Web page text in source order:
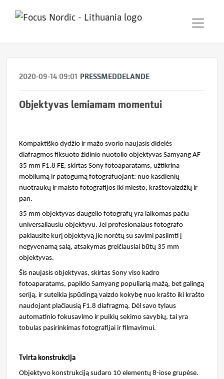
2020-09-14 09:01 PRESSMEDDELANDE
Objektyvas lemiamam momentui
Kompaktiško dydžio ir mažo svorio naujasis didelės
diafragmos fiksuoto židinio nuotolio objektyvas Samyang AF
35 mm F1.8 FE, skirtas Sony fotoaparatams, užtikrina
mobilumą ir patogumą fotografuojant: nuo kasdienių
nuotraukų ir maisto fotografijos iki miesto, kraštovaizdžių ir
pan.
35 mm objektyvas daugelio fotografų yra laikomas pačiu
universaliausiu objektyvu. Jei profesionalaus fotografo
paklausite kurį objektyvą jie norėtų su savimi pasiimti į
negyvenamą salą, atsakymas greičiausiai būtų 35 mm
objektyvas.
Šis naujasis objektyvas, skirtas Sony viso kadro
fotoaparatams, papildo Samyang populiarią mažą, bet galingą
seriją, ir suteikia įspūdingą vaizdo kokybę nuo krašto iki krašto
naudojant plačiausią F1.8 diafragmą. Dėl savo tylaus
automatinio fokusavimo ir puikių sekimo savybių, tai yra
tobulas pasirinkimas fotografijai ir filmavimui.
Tvirta konstrukcija
Objektyvo konstrukciją sudaro 10 elementų 8-iose grupėse.